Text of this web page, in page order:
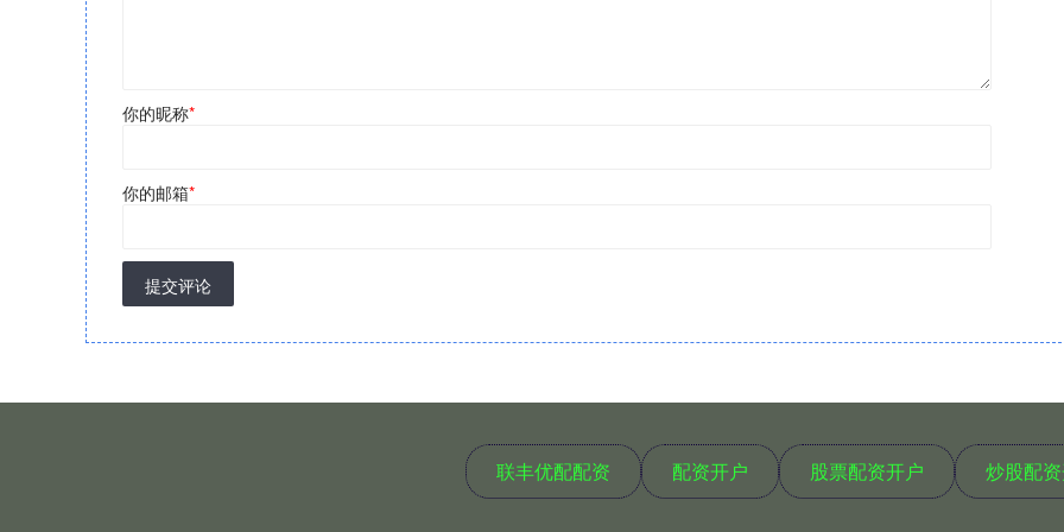
你的昵称*
你的邮箱*
提交评论
联丰优配配资 配资开户 股票配资开户 炒股配